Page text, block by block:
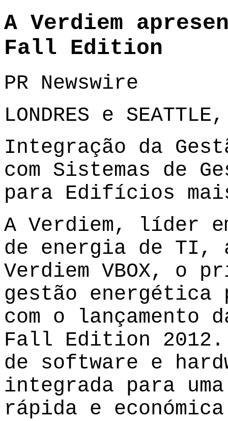
A Verdiem
Fall Edition
PR Newswire
LONDRES e
Integração da
com Sistemas de
para Edifícios
A Verdiem, líder
de energia de TI,
Verdiem VBOX, o
gestão energética
com o lançamento
Fall Edition 2012.
de software e
integrada para
rápida e